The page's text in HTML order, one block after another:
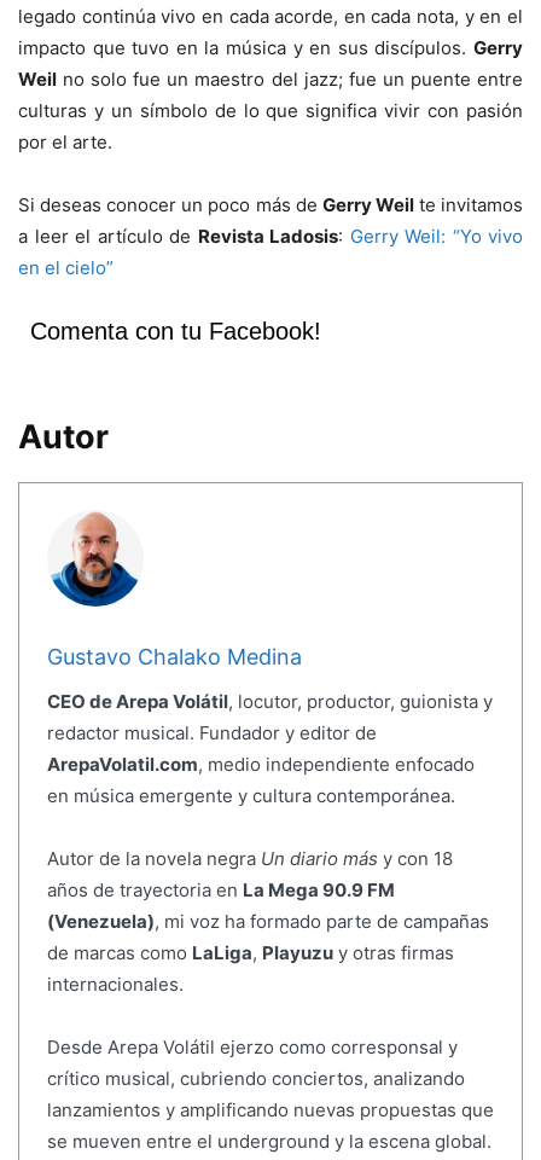
legado continúa vivo en cada acorde, en cada nota, y en el
impacto que tuvo en la música y en sus discípulos. Gerry
Weil no solo fue un maestro del jazz; fue un puente entre
culturas y un símbolo de lo que significa vivir con pasión
por el arte.
Si deseas conocer un poco más de Gerry Weilte invitamos
a leer el artículo de Revista Ladosis: Gerry Weil: “Yo vivo
en el cielo”
Comenta con tu Facebook!
Autor
Gustavo Chalako Medina
CEO de Arepa Volátil, locutor, productor, guionista y
redactor musical. Fundador y editor de
ArepaVolatil.com, medio independiente enfocado
en música emergente y cultura contemporánea.
Autor de la novela negra Un diario más y con 18
años de trayectoria en La Mega 90.9 FM
(Venezuela), mi voz ha formado parte de campañas
de marcas como LaLiga, Playuzuy otras firmas
internacionales.
Desde Arepa Volátil ejerzo como corresponsal y
crítico musical, cubriendo conciertos, analizando
lanzamientos y amplificando nuevas propuestas que
se mueven entre el underground y la escena global.